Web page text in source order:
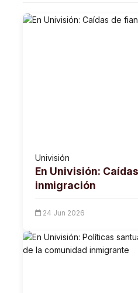
Univisión
En Univisión:
inmigración
24 Jun 2026